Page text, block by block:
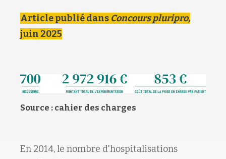
Article publié dans Concours pluripro,
juin 2025
Source : cahier des charges
En 2014, le nombre d'hospitalisations